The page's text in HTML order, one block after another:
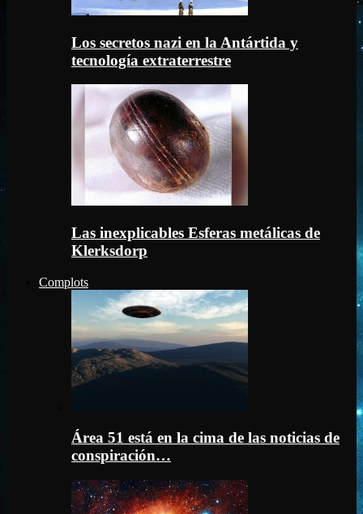
Los secretos nazi en la Antártida y
tecnología extraterrestre
Las inexplicables Esferas metálicas de
Klerksdorp
Complots
Área 51 está en la cima de las noticias de
conspiración…